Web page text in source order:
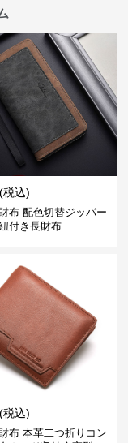
(税込)
布 配色切替ジッパー
付き長財布
(税込)
布 本革二つ折りコン